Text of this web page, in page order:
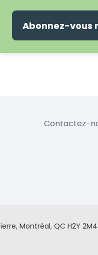
Abonnez-vous
Contactez-
Montréal, QC H2Y 2M4